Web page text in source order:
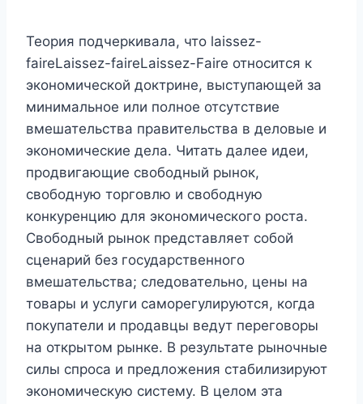
Теория подчеркивала, что laissez-
faireLaissez-faireLaissez-Faire относится к
экономической доктрине, выступающей за
минимальное или полное отсутствие
вмешательства правительства в деловые и
экономические дела. Читать далее идеи,
продвигающие свободный рынок,
свободную торговлю и свободную
конкуренцию для экономического роста.
Свободный рынок представляет собой
сценарий без государственного
вмешательства; следовательно, цены на
товары и услуги саморегулируются, когда
покупатели и продавцы ведут переговоры
на открытом рынке. В результате рыночные
силы спроса и предложения стабилизируют
экономическую систему. В целом эта